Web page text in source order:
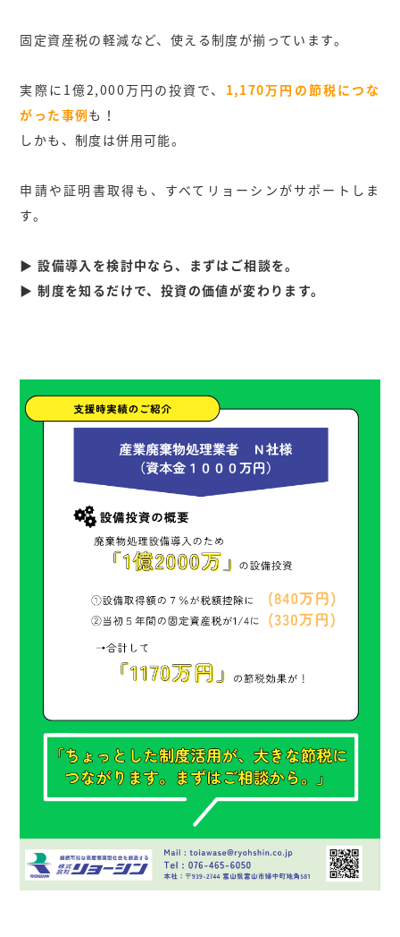
固定資産税の軽減など、使える制度が揃っています。
実際に1億2,000万円の投資で、 1,170万円の節税につな
がった事例も！
しかも、制度は併用可能。
申請や証明書取得も、すべてリョーシンがサポートしま
す。
▶︎設備導入を検討中なら、まずはご相談を。
▶︎ 制度を知るだけで、投資の価値が変わります。